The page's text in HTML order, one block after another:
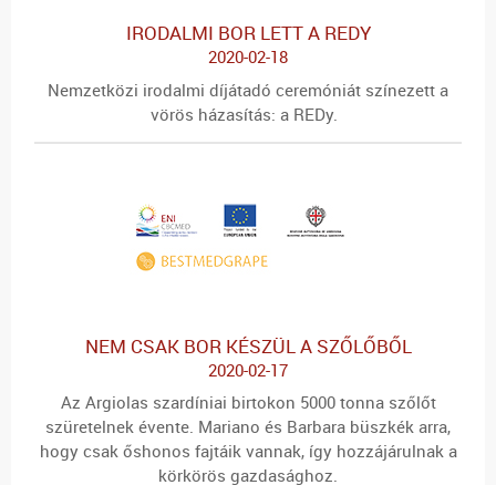
IRODALMI BOR LETT A REDY
2020-02-18
Nemzetközi irodalmi díjátadó ceremóniát színezett a
vörös házasítás: a REDy.
NEM CSAK BOR KÉSZÜL A SZŐLŐBŐL
2020-02-17
Az Argiolas szardíniai birtokon 5000 tonna szőlőt
szüretelnek évente. Mariano és Barbara büszkék arra,
hogy csak őshonos fajtáik vannak, így hozzájárulnak a
körkörös gazdasághoz.